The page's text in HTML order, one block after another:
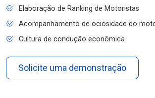
Elaboração de Ranking de Motoristas
Acompanhamento de ociosidade do
Cultura de condução econômica
Solicite uma demonstração